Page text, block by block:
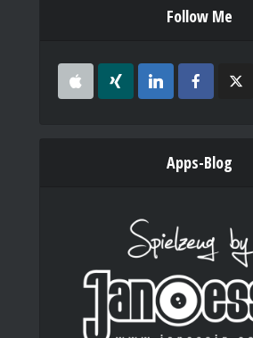
Follow Me
Apps-Blog